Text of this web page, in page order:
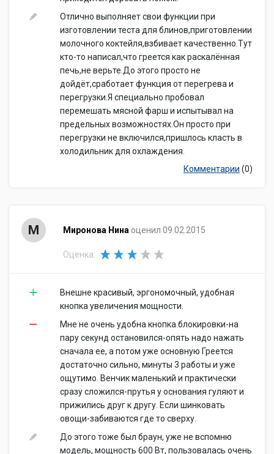
Отлично выполняет свои функции при
изготовлении теста для блинов,приготовлении
молочного коктейля,взбивает качественно.Тут
кто-то написал,что греется как раскалённая
печь,не верьте.До этого просто не
дойдёт,сработает функция от перегрева и
перегрузки.Я специально пробовал
перемешать мясной фарш и испытывал на
предельных возможностях.Он просто при
перегрузки не включился,пришлось класть в
холодильник для охлаждения.
Комментарии (0)
М Миронова Нина оценил 09.02.2015
Оценка:
Внешне красивый, эргономочный, удобная
кнопка увеличения мощности.
Мне не очень удобна кнопка блокировки-на
пару секунд остановился-опять надо нажать
сначала ее, а потом уже основную Греется
достаточно сильно, минуты 3 работы и уже
ощутимо. Венчик маленький и практически
сразу сложился-прутья у основания гуляют и
прижились друг к другу. Если шинковать
овощи-забиваются где то сверху.
До этого тоже был браун, уже не вспомню
модель, мощность 600 Вт, пользовалась очень